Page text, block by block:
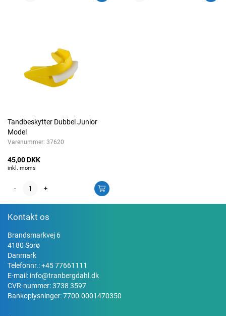
Tandbeskytter Dubbel Junior
Model
Varenummer: 37620
45,00 DKK
inkl. moms
- +
Kontakt os
Brandsmarkvej 6
4180 Sorø
Danmark
Telefonnr.:+45 77661111
E-mail: info@tranbergdahl.dk
CVR-nummer: 3738 3597
Bankoplysninger: 7700-0001470350